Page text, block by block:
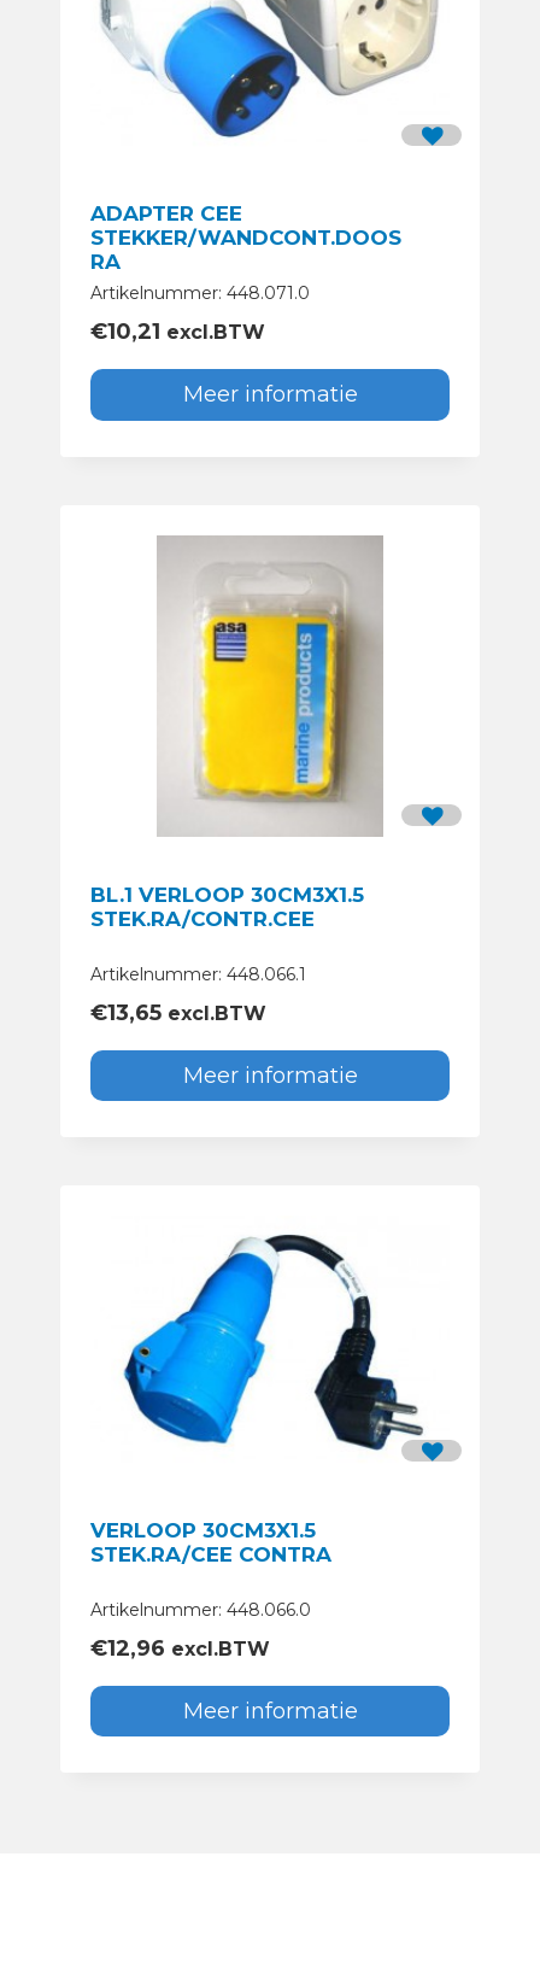
ADAPTER CEE
STEKKER/WANDCONT.DOOS
RA
Artikelnummer: 448.071.0
€10,21 excl.BTW
Meer informatie
BL.1 VERLOOP 30CM3X1.5
STEK.RA/CONTR.CEE
Artikelnummer: 448.066.1
€13,65 excl.BTW
Meer informatie
VERLOOP 30CM3X1.5
STEK.RA/CEE CONTRA
Artikelnummer: 448.066.0
€12,96 excl.BTW
Meer informatie